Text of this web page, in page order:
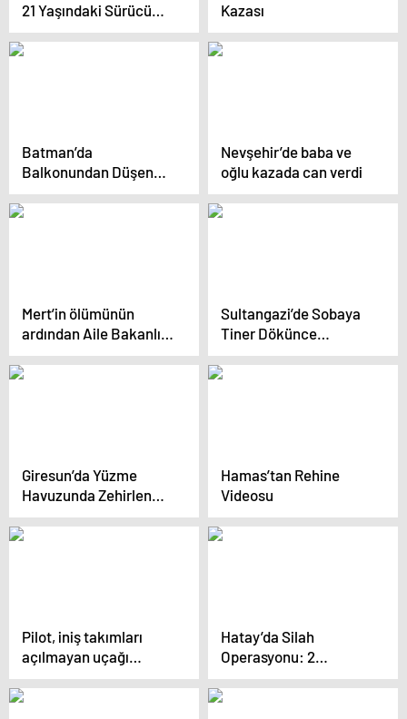
21 Yaşındaki Sürücü
Hayatını Kaybetti
Kazası
Batman’da
Balkonundan Düşen
Kadın Hayatını
Kaybetti
Nevşehir’de baba ve
oğlu kazada can verdi
Mert’in ölümünün
ardından Aile Bakanlığı
harekete geçiyor
Sultangazi’de Sobaya
Tiner Dökünce
Yüzünden Yaralandı
Giresun’da Yüzme
Havuzunda Zehirlenme
Olayı: 71 Kişi
Hastaneye Kaldırıldı
Hamas’tan Rehine
Videosu
Pilot, iniş takımları
açılmayan uçağı
başarılı bir şekilde
indirmeyi başardı
Hatay’da Silah
Operasyonu: 2
Tabanca Ele Ge
geçirildi